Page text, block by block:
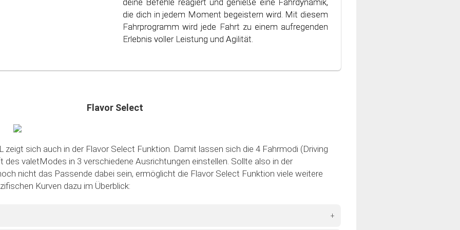
nur deinen Geldbeutel, sondern auch die Umwelt
schonen. Steig ein in die Welt des bewussten und
sparsamen Fahrens!
die dich in jedem Moment begeistern wird. Mit diesem
Fahrprogramm wird jede Fahrt zu einem aufregenden
Erlebnis voller Leistung und Agilität.
Flavor Select
zeigt sich auch in der Flavor Select Funktion. Damit lassen sich die 4 Fahrmodi (Driving
valetModes in 3 verschiedene Ausrichtungen einstellen. Sollte also in der
nicht das Passende dabei sein, ermöglicht die Flavor Select Funktion viele weitere
Kurven dazu im Überblick:
+